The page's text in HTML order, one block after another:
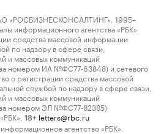
«РОСБИЗНЕСКОНСАЛТИНГ», 1995–
информационного агентства «РБК»
средства массовой информации
по надзору в сфере связи,
и массовых коммуникаций
номером ИА №ФС77-63848) и сетевого
о регистрации средства массовой
службой по надзору в сфере связи,
и массовых коммуникаций
номером ЭЛ №ФС77-82385)
18+ letters@rbc.ru
агентство «РБК».